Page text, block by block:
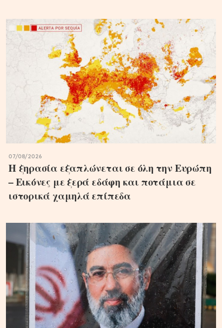
07/08/2026
Η ξηρασία εξαπλώνεται σε όλη την Ευρώπη
– Εικόνες με ξερά εδάφη και ποτάμια σε
ιστορικά χαμηλά επίπεδα